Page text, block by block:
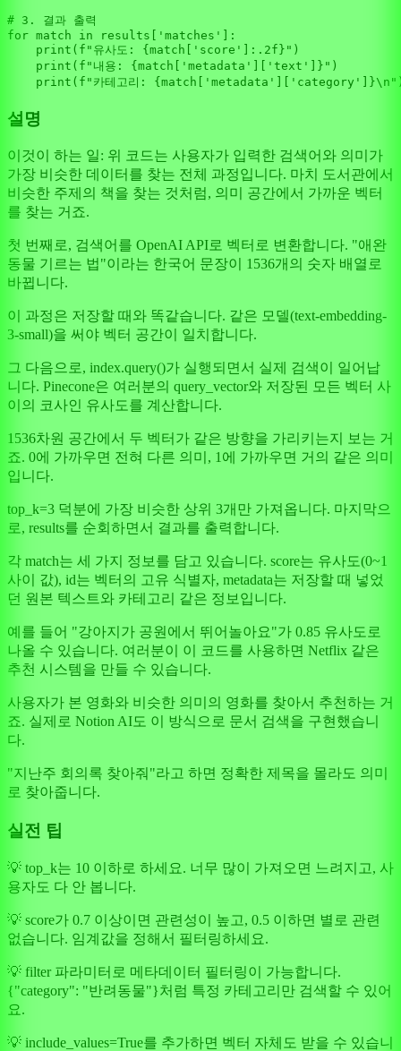
# 3. 결과 출력
for match in results[ 'matches'
]:
print ( f"유사도: { match 'score' ]: .2f} " )
print ( f"내용: { match 'metadata' 'text' ]} " )
print ( f"카테고리: { match 'metadata' 'category' ]}\n"
설명
이것이 하는 일: 위 코드는 사용자가 입력한 검색어와 의미가
가장 비슷한 데이터를 찾는 전체 과정입니다. 마치 도서관에서
비슷한 주제의 책을 찾는 것처럼, 의미 공간에서 가까운 벡터
를 찾는 거죠.
첫 번째로, 검색어를 OpenAI API로 벡터로 변환합니다. "애완
동물 기르는 법"이라는 한국어 문장이 1536개의 숫자 배열로
바뀝니다.
이 과정은 저장할 때와 똑같습니다. 같은 모델(text-embedding-
3-small)을 써야 벡터 공간이 일치합니다.
그 다음으로, index.query()가 실행되면서 실제 검색이 일어납
니다. Pinecone은 여러분의 query_vector와 저장된 모든 벡터 사
이의 코사인 유사도를 계산합니다.
1536차원 공간에서 두 벡터가 같은 방향을 가리키는지 보는 거
죠. 0에 가까우면 전혀 다른 의미, 1에 가까우면 거의 같은 의미
입니다.
top_k=3 덕분에 가장 비슷한 상위 3개만 가져옵니다. 마지막으
로, results를 순회하면서 결과를 출력합니다.
각 match는 세 가지 정보를 담고 있습니다. score는 유사도(0~1
사이 값), id는 벡터의 고유 식별자, metadata는 저장할 때 넣었
던 원본 텍스트와 카테고리 같은 정보입니다.
예를 들어 "강아지가 공원에서 뛰어놀아요"가 0.85 유사도로
나올 수 있습니다. 여러분이 이 코드를 사용하면 Netflix 같은
추천 시스템을 만들 수 있습니다.
사용자가 본 영화와 비슷한 의미의 영화를 찾아서 추천하는 거
죠. 실제로 Notion AI도 이 방식으로 문서 검색을 구현했습니
다.
"지난주 회의록 찾아줘"라고 하면 정확한 제목을 몰라도 의미
로 찾아줍니다.
실전 팁
💡 top_k는 10 이하로 하세요. 너무 많이 가져오면 느려지고, 사
용자도 다 안 봅니다.
💡 score가 0.7 이상이면 관련성이 높고, 0.5 이하면 별로 관련
없습니다. 임계값을 정해서 필터링하세요.
💡 filter 파라미터로 메타데이터 필터링이 가능합니다.
{"category": "반려동물"}처럼 특정 카테고리만 검색할 수 있어
요.
💡 include_values=True를 추가하면 벡터 자체도 받을 수 있습니